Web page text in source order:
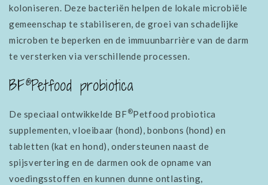
koloniseren. Deze bacteriën helpen de lokale microbiële
gemeenschap te stabiliseren, de groei van schadelijke
microben te beperken en de immuunbarrière van de darm
te versterken via verschillende processen.
BF®Petfood probiotica
De speciaal ontwikkelde BF®Petfood probiotica
supplementen, vloeibaar (hond), bonbons (hond) en
tabletten (kat en hond), ondersteunen naast de
spijsvertering en de darmen ook de opname van
voedingsstoffen en kunnen dunne ontlasting,